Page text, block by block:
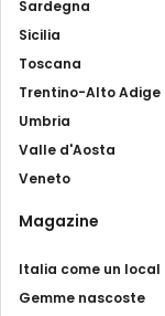
Sardegna
Sicilia
Toscana
Trentino-Alto Adige
Umbria
Valle d'Aosta
Veneto
Magazine
Italia come un local
Gemme nascoste